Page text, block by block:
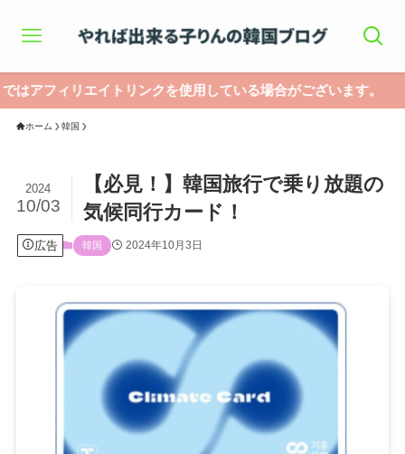
イトリンクを使用している場合がございます。
ホーム 韓国
【必見！】韓国旅行で乗り放題の
気候同行カード！
2024
10/03
広告 韓国 2024年10月3日